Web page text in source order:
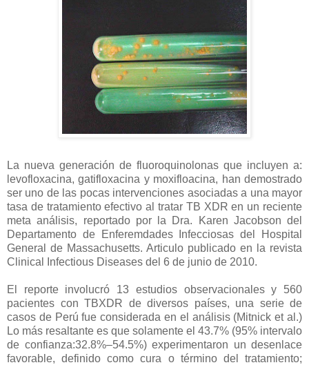
La nueva generación de fluoroquinolonas que incluyen a:
levofloxacina, gatifloxacina y moxifloacina, han demostrado
ser uno de las pocas intervenciones asociadas a una mayor
tasa de tratamiento efectivo al tratar TB XDR en un reciente
meta análisis, reportado por la Dra. Karen Jacobson del
Departamento de Enferemdades Infecciosas del Hospital
General de Massachusetts. Articulo publicado en la revista
Clinical Infectious Diseases del 6 de junio de 2010.
El reporte involucró 13 estudios observacionales y 560
pacientes con TBXDR de diversos países, una serie de
casos de Perú fue considerada en el análisis (Mitnick et al.)
Lo más resaltante es que solamente el 43.7% (95% intervalo
de confianza:32.8%–54.5%) experimentaron un desenlace
favorable, definido como cura o término del tratamiento;